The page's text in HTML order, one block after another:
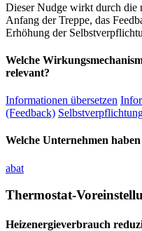
Dieser Nudge wirkt durch die
Anfang der Treppe, das
Erhöhung der
Welche
relevant?
Informationen übersetzen
(Feedback)
Welche Unternehmen
abat
Thermostat-
Heizenergieverbrauch